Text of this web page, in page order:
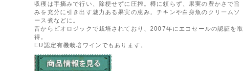
収穫は手摘みで行い、除梗せずに圧搾。樽に頼らず、果実の豊かさで旨
みを充分に引き出す魅力ある果実の恵み。チキンや白身魚のクリームソ
ース煮などに。
昔からビオロジックで栽培されており、2007年にエコセールの認証を取
得。
EU認定有機栽培ワインでもあります。